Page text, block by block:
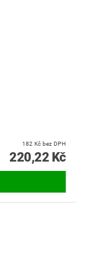
182 Kč bez DPH
220,22 Kč